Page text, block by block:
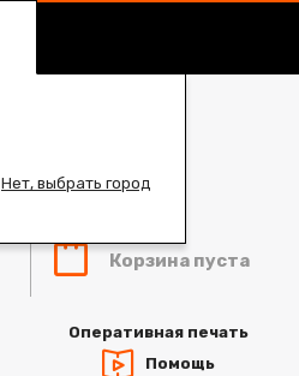
Нет, выбрать город
Корзина пуста
Оперативная печать
Помощь